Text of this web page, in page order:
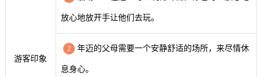
游客印象
放心地放开手让他们去玩。
2 年迈的父母需要一个安静舒适的场所，来尽情休
息身心。